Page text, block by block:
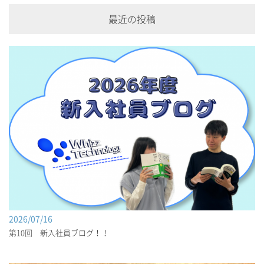
最近の投稿
2026/07/16
第10回 新入社員ブログ！！